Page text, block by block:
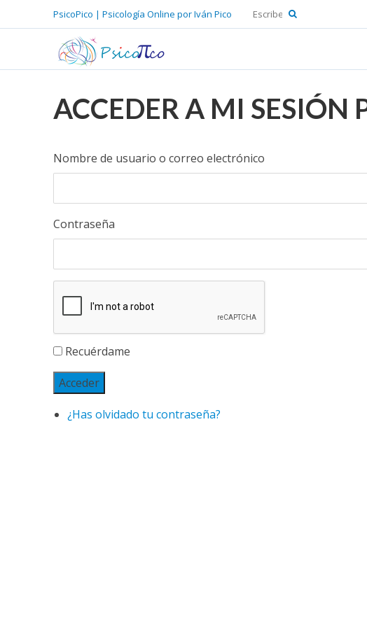
PsicoPico | Psicología Online por Iván Pico
ACCEDER A MI SESIÓN
Nombre de usuario o correo electrónico
Contraseña
Recuérdame
Acceder
¿Has olvidado tu contraseña?